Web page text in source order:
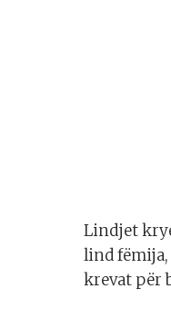
Lindjet
lind fëmija,
krevat për